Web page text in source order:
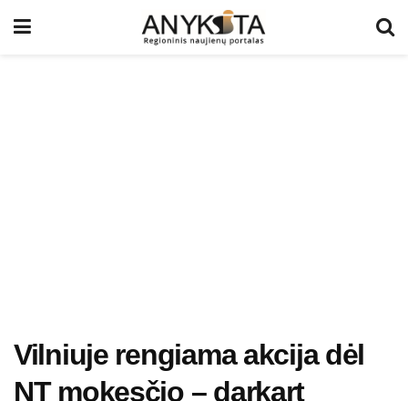
Vilniuje rengiama akcija dėl
NT mokesčio – darkart